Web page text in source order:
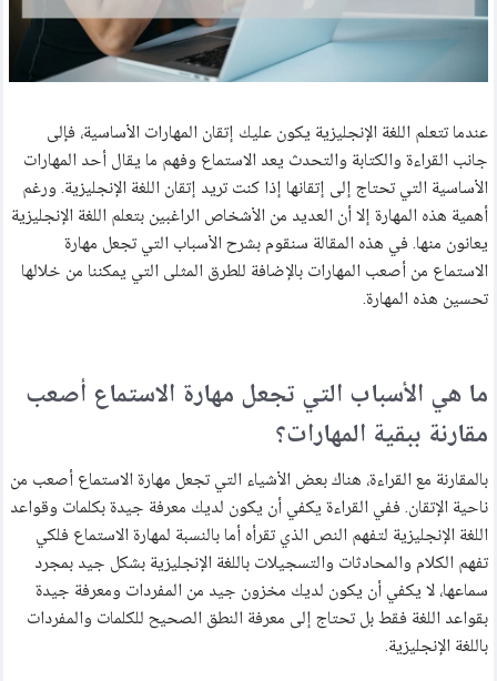
اتصل بنا
عندما تتعلم اللغة الإنجليزية يكون عليك إتقان المهارات الأساسية، فإلى
جانب القراءة والكتابة والتحدث يعد الاستماع وفهم ما يقال أحد المهارات
الأساسية التي تحتاج إلى إتقانها إذا كنت تريد إتقان اللغة الإنجليزية. ورغم
أهمية هذه المهارة إلا أن العديد من الأشخاص الراغبين بتعلم اللغة الإنجليزية
يعانون منها. في هذه المقالة سنقوم بشرح الأسباب التي تجعل مهارة
الاستماع من أصعب المهارات بالإضافة للطرق المثلى التي يمكننا من خلالها
تحسين هذه المهارة.
ما هي الأسباب التي تجعل مهارة الاستماع أصعب
مقارنة ببقية المهارات؟
بالمقارنة مع القراءة، هناك بعض الأشياء التي تجعل مهارة الاستماع أصعب من
ناحية الإتقان. ففي القراءة يكفي أن يكون لديك معرفة جيدة بكلمات وقواعد
اللغة الإنجليزية لتفهم النص الذي تقرأه أما بالنسبة لمهارة الاستماع فلكي
تفهم الكلام والمحادثات والتسجيلات باللغة الإنجليزية بشكل جيد بمجرد
سماعها، لا يكفي أن يكون لديك مخزون جيد من المفردات ومعرفة جيدة
بقواعد اللغة فقط بل تحتاج إلى معرفة النطق الصحيح للكلمات والمفردات
باللغة الإنجليزية.